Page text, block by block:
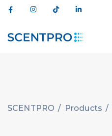
SCENTPRO / Products /